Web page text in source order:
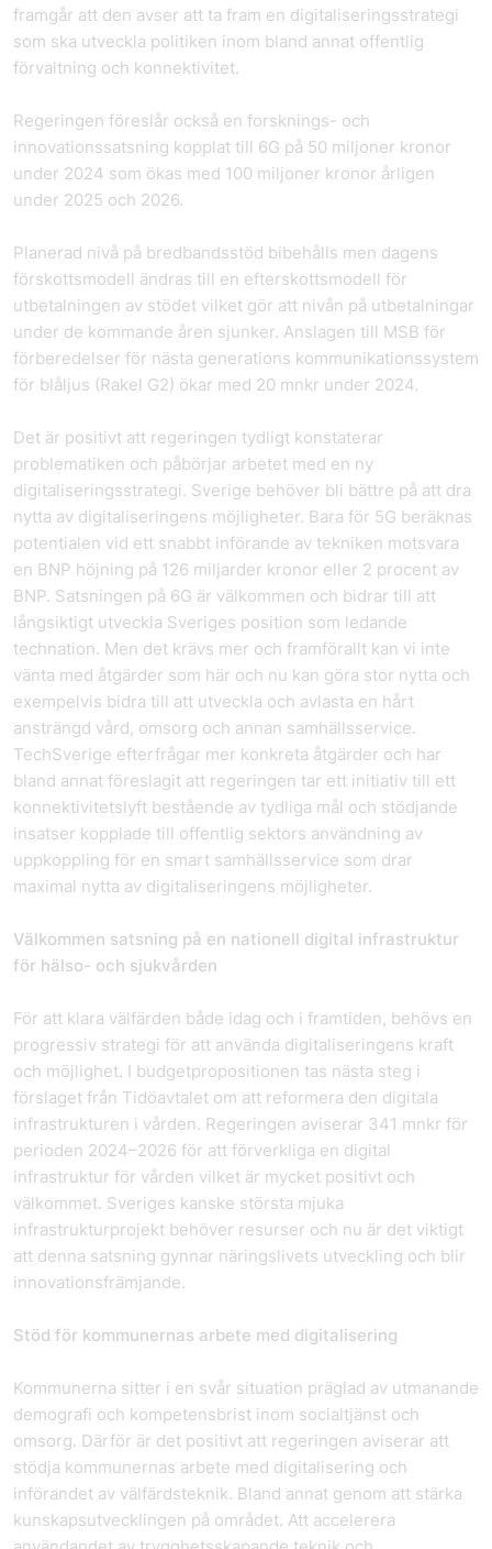
framgår att den avser att ta fram en digitaliseringsstrategi
som ska utveckla politiken inom bland annat offentlig
förvaltning och konnektivitet.
Regeringen föreslår också en forsknings- och
innovationssatsning kopplat till 6G på 50 miljoner kronor
under 2024 som ökas med 100 miljoner kronor årligen
under 2025 och 2026.
Planerad nivå på bredbandsstöd bibehålls men dagens
förskottsmodell ändras till en efterskottsmodell för
utbetalningen av stödet vilket gör att nivån på utbetalningar
under de kommande åren sjunker. Anslagen till MSB för
förberedelser för nästa generations kommunikationssystem
för blåljus (Rakel G2) ökar med 20 mnkr under 2024.
Det är positivt att regeringen tydligt konstaterar
problematiken och påbörjar arbetet med en ny
digitaliseringsstrategi. Sverige behöver bli bättre på att dra
nytta av digitaliseringens möjligheter. Bara för 5G beräknas
potentialen vid ett snabbt införande av tekniken motsvara
en BNP höjning på 126 miljarder kronor eller 2 procent av
BNP. Satsningen på 6G är välkommen och bidrar till att
långsiktigt utveckla Sveriges position som ledande
technation. Men det krävs mer och framförallt kan vi inte
vänta med åtgärder som här och nu kan göra stor nytta och
exempelvis bidra till att utveckla och avlasta en hårt
ansträngd vård, omsorg och annan samhällsservice.
TechSverige efterfrågar mer konkreta åtgärder och har
bland annat föreslagit att regeringen tar ett initiativ till ett
konnektivitetslyft bestående av tydliga mål och stödjande
insatser kopplade till offentlig sektors användning av
uppkoppling för en smart samhällsservice som drar
maximal nytta av digitaliseringens möjligheter.
Välkommen satsning på en nationell digital infrastruktur
för hälso- och sjukvården
För att klara välfärden både idag och i framtiden, behövs en
progressiv strategi för att använda digitaliseringens kraft
och möjlighet. I budgetpropositionen tas nästa steg i
förslaget från Tidöavtalet om att reformera den digitala
infrastrukturen i vården. Regeringen aviserar 341 mnkr för
perioden 2024–2026 för att förverkliga en digital
infrastruktur för vården vilket är mycket positivt och
välkommet. Sveriges kanske största mjuka
infrastrukturprojekt behöver resurser och nu är det viktigt
att denna satsning gynnar näringslivets utveckling och blir
innovationsfrämjande.
Stöd för kommunernas arbete med digitalisering
Kommunerna sitter i en svår situation präglad av utmanande
demografi och kompetensbrist inom socialtjänst och
omsorg. Därför är det positivt att regeringen aviserar att
stödja kommunernas arbete med digitalisering och
införandet av välfärdsteknik. Bland annat genom att stärka
kunskapsutvecklingen på området. Att accelerera